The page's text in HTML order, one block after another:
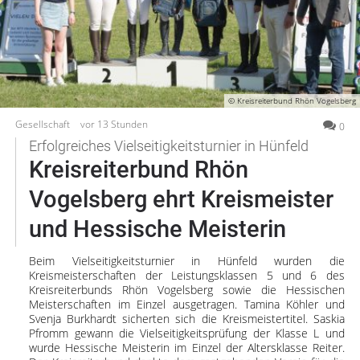
Gesundheit
Kultur
Lifestyle
Wirtschaft
Vogelsberg
Alsfeld
Lauterbach
Romrod
Ohm
Schotten
Schlitz
Antrifttal
Feldatal
Neu
bei
Oberhessen-
Live?
Registriere
dich
kostenlos
kostenlos
registrieren
© Kreisreiterbund Rhön Vogelsberg
Gesellschaft vor 13 Stunden 0
Erfolgreiches Vielseitigkeitsturnier in Hünfeld
Kreisreiterbund Rhön
Vogelsberg ehrt Kreismeister
und Hessische Meisterin
Beim Vielseitigkeitsturnier in Hünfeld wurden die
Kreismeisterschaften der Leistungsklassen 5 und 6 des
Kreisreiterbunds Rhön Vogelsberg sowie die Hessischen
Meisterschaften im Einzel ausgetragen. Tamina Köhler und
Svenja Burkhardt sicherten sich die Kreismeistertitel. Saskia
Pfromm gewann die Vielseitigkeitsprüfung der Klasse L und
wurde Hessische Meisterin im Einzel der Altersklasse Reiter.